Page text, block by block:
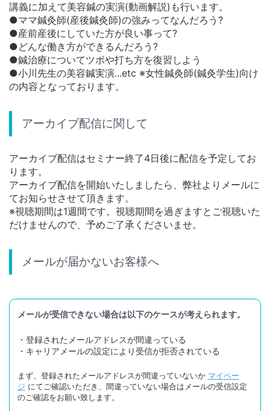
講義に加えて美容鍼の実演(動画解説)も行います。
●ママ鍼灸師(産後鍼灸師)の強みってなんだろう?
●産前産後にしていた方が良い事って?
●どんな働き方ができるんだろう?
●鍼治療についてツボや打ち方を復習しよう
●小川先生の美容鍼実演...etc ※女性鍼灸師(鍼灸学生)向け
の内容となっております。
アーカイブ配信に関して
アーカイブ配信はセミナー終了4日後に配信を予定してお
ります。
アーカイブ配信を開始いたしましたら、弊社よりメールに
てお知らせさせて頂きます。
※視聴期間は1週間です。視聴期間を過ぎますとご視聴いた
だけませんので、予めご了承くださいませ。
メールが届かないお客様へ
メールが受信できない場合は以下のケースが考えられます。
・登録されたメールアドレスが間違っている
・キャリアメールの設定により受信が拒否されている
まず、登録されたメールアドレスが間違っていないか マイペー
ジ にてご確認いただき、間違っていない場合はメールの受信設定
のご確認をお願い致します。